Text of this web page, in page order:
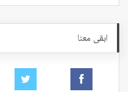
ابقى معنا